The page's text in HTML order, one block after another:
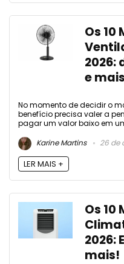
Os 10
2026:
e
No momento de decidir o
benefício precisa valer a
pagar um valor baixo em
Karine Martins
26 de
LER MAIS +
Os 10
2026:
mais!